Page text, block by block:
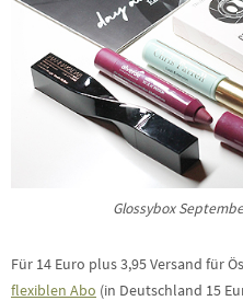
Glossybox
Für 14 Euro plus 3,95 Versand für
flexiblen Abo (in Deutschland 15